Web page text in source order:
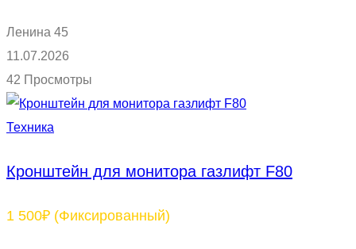
Ленина 45
11.07.2026
42 Просмотры
Техника
Кронштейн для монитора газлифт F80
1 500₽ (Фиксированный)